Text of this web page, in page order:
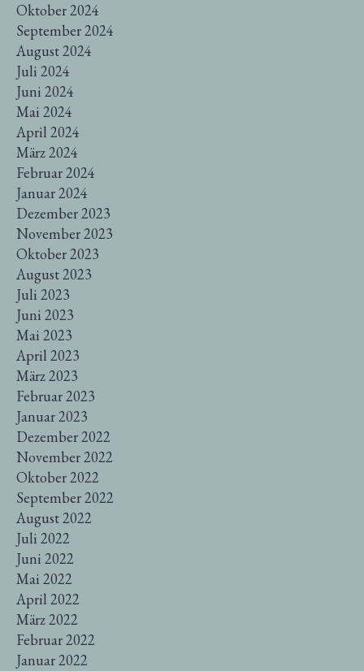
Oktober 2024
September 2024
August 2024
Juli 2024
Juni 2024
Mai 2024
April 2024
März 2024
Februar 2024
Januar 2024
Dezember 2023
November 2023
Oktober 2023
August 2023
Juli 2023
Juni 2023
Mai 2023
April 2023
März 2023
Februar 2023
Januar 2023
Dezember 2022
November 2022
Oktober 2022
September 2022
August 2022
Juli 2022
Juni 2022
Mai 2022
April 2022
März 2022
Februar 2022
Januar 2022